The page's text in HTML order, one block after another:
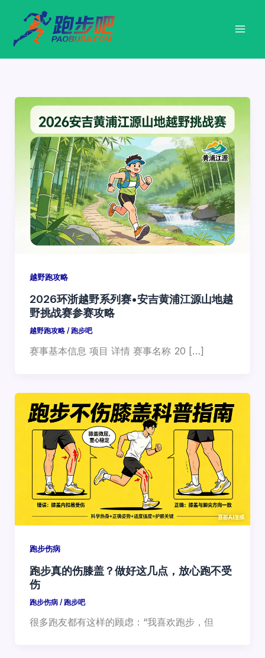
越野跑攻略
2026环浙越野系列赛•安吉黄浦江源山地越
野挑战赛参赛攻略
越野跑攻略/ 跑步吧
赛事基本信息 项目 详情 赛事名称 20 […]
跑步伤病
跑步真的伤膝盖？做好这几点，放心跑不受
伤
跑步伤病/ 跑步吧
很多跑友都有这样的顾虑：“我喜欢跑步，但